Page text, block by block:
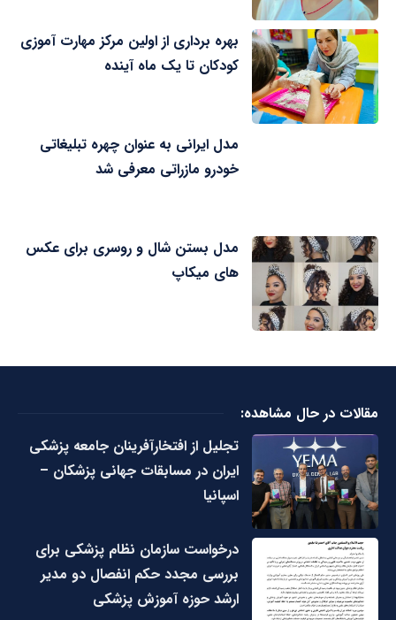
بهره برداری از اولین مرکز مهارت آموزی
کودکان تا یک ماه آینده
مدل ایرانی به عنوان چهره تبلیغاتی
خودرو مازراتی معرفی شد
مدل بستن شال و روسری برای عکس
های میکاپ
مقالات در حال مشاهده:
تجلیل از افتخارآفرینان جامعه پزشکی
ایران در مسابقات جهانی پزشکان –
اسپانیا
درخواست سازمان نظام پزشکی برای
بررسی مجدد حکم انفصال دو مدیر
ارشد حوزه آموزش پزشکی